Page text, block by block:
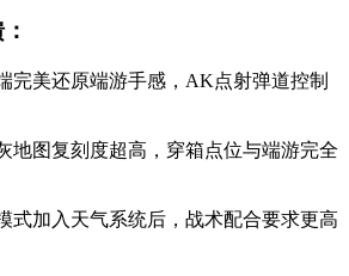
完美还原端游手感，AK点射弹道控制
地图复刻度超高，穿箱点位与端游完全
式加入天气系统后，战术配合要求更高